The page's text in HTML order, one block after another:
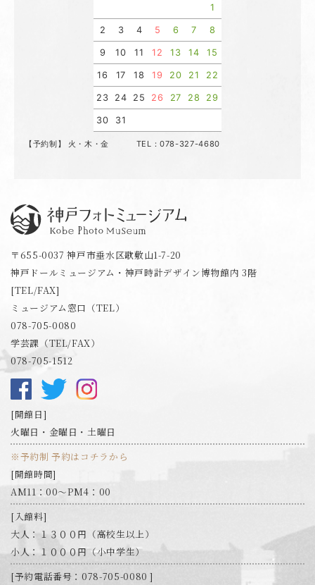
1
2 3 4 5 6 7 8
9 10 11 12 13 14 15
16 17 18 19 20 21 22
23 24 25 26 27 28 29
30 31
【予約制】 火・木・金 TEL：078-327-4680
〒655-0037 神戸市垂水区歌敷山1-7-20
神戸ドールミュージアム・神戸時計デザイン博物館内 3階
[TEL/FAX]
ミュージアム窓口（TEL）
078-705-0080
学芸課（TEL/FAX）
078-705-1512
開館日
火曜日・金曜日・土曜日
※予約制 予約はコチラから
開館時間
AM11：00～PM4：00
入館料
大人：１３００円（高校生以上）
小人：１０００円（小中学生）
予約電話番号：078-705-0080